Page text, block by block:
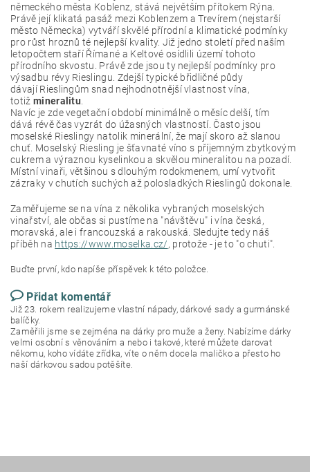
německého města Koblenz, stává největším přítokem Rýna.
Právě její klikatá pasáž mezi Koblenzem a Trevírem (nejstarší
město Německa) vytváří skvělé přírodní a klimatické podmínky
pro růst hroznů té nejlepší kvality. Již jedno století před naším
letopočtem staří Římané a Keltové osídlili území tohoto
přírodního skvostu. Právě zde jsou ty nejlepší podmínky pro
výsadbu révy Rieslingu. Zdejší typické břidličné půdy
dávají Rieslingům snad nejhodnotnější vlastnost vína,
totiž mineralitu
Navíc je zde vegetační období minimálně o měsíc delší, tím
dává révě čas vyzrát do úžasných vlastností. Často jsou
moselské Rieslingy natolik minerální, že mají skoro až slanou
chuť. Moselský Riesling je šťavnaté víno s příjemným zbytkovým
cukrem a výraznou kyselinkou a skvělou mineralitou na pozadí.
Místní vinaři, většinou s dlouhým rodokmenem, umí vytvořit
zázraky v chutích suchých až polosladkých Rieslingů dokonale.
Zaměřujeme se na vína z několika vybraných moselských
vinařství, ale občas si pustíme na "návštěvu" i vína česká,
moravská, ale i francouzská a rakouská. Sledujte tedy náš
příběh na https://www.moselka.cz/, protože - je to "o chuti".
Buďte první, kdo napíše příspěvek k této položce.
Přidat komentář
Již 23. rokem realizujeme vlastní nápady, dárkové sady a gurmánské
balíčky.
Zaměřili jsme se zejména na dárky pro muže a ženy. Nabízíme dárky
velmi osobní s věnováním a nebo i takové, které můžete darovat
někomu, koho vídáte zřídka, víte o něm docela maličko a přesto ho
naší dárkovou sadou potěšíte.